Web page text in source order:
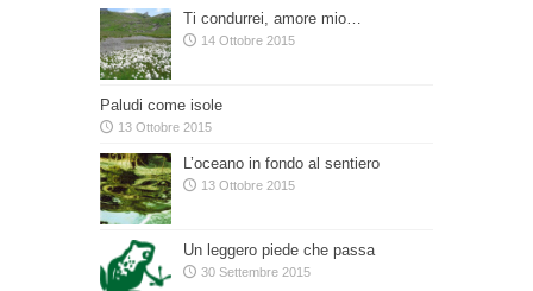
Ti condurrei, amore mio…
14 Ottobre 2015
Paludi come isole
13 Ottobre 2015
L’oceano in fondo al sentiero
13 Ottobre 2015
Un leggero piede che passa
30 Settembre 2015